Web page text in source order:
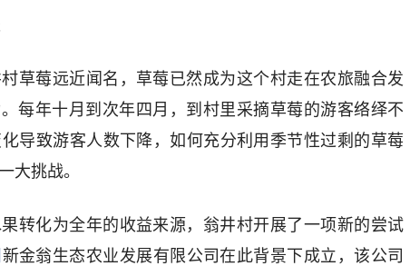
草莓远近闻名，草莓已然成为这个村走在农旅融合发
每年十月到次年四月，到村里采摘草莓的游客络绎不
导致游客人数下降，如何充分利用季节性过剩的草莓
大挑战。
转化为全年的收益来源，翁井村开展了一项新的尝试
新金翁生态农业发展有限公司在此背景下成立，该公司